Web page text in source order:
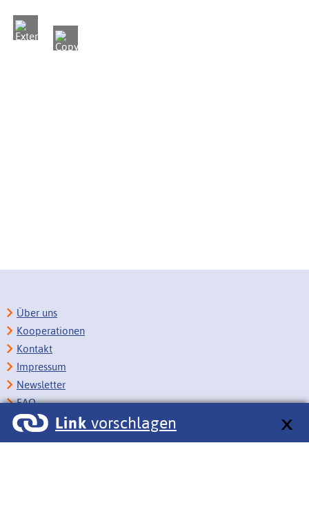
Link vorschlagen
Über uns
Kooperationen
Kontakt
Impressum
Newsletter
FAQ
Copyright